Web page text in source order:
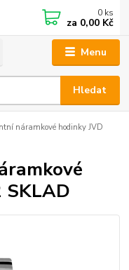
Menu
Hledat
0 ks
za 0,00 Kč
náramkové hodinky JVD
SKLAD